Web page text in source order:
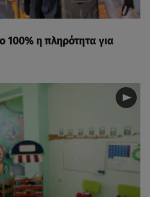
100% η πληρότητα για